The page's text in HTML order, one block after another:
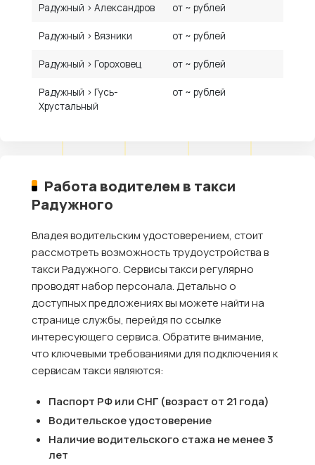
Радужный › Александров от ~ рублей
Радужный › Вязники от ~ рублей
Радужный › Гороховец от ~ рублей
Радужный › Гусь-
Хрустальный
от ~ рублей
Работа водителем в такси
Радужного
Владея водительским удостоверением, стоит
рассмотреть возможность трудоустройства в
такси Радужного. Сервисы такси регулярно
проводят набор персонала. Детально о
доступных предложениях вы можете найти на
странице службы, перейдя по ссылке
интересующего сервиса. Обратите внимание,
что ключевыми требованиями для подключения к
сервисам такси являются:
Паспорт РФ или СНГ (возраст от 21 года)
Водительское удостоверение
Наличие водительского стажа не менее 3
лет